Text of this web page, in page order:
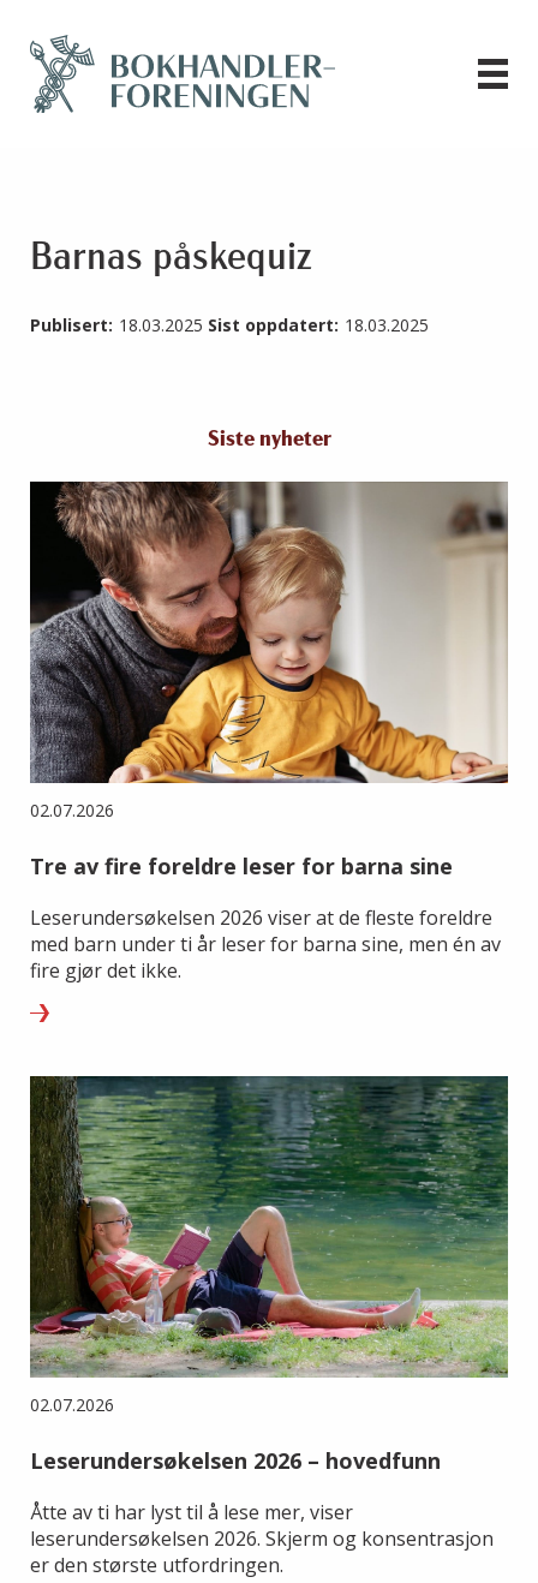
Barnas påskequiz
Publisert: 18.03.2025 Sist oppdatert: 18.03.2025
Siste nyheter
02.07.2026
Tre av fire foreldre leser for barna sine
Leserundersøkelsen 2026 viser at de fleste foreldre
med barn under ti år leser for barna sine, men én av
fire gjør det ikke.
02.07.2026
Leserundersøkelsen 2026 – hovedfunn
Åtte av ti har lyst til å lese mer, viser
leserundersøkelsen 2026. Skjerm og konsentrasjon
er den største utfordringen.